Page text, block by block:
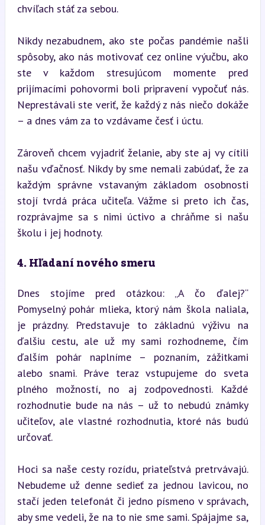
chvíľach stáť za sebou.
Nikdy nezabudnem, ako ste počas pandémie našli
spôsoby, ako nás motivovať cez online výučbu, ako
ste v každom stresujúcom momente pred
prijímacími pohovormi boli pripravení vypočuť nás.
Neprestávali ste veriť, že každý z nás niečo dokáže
– a dnes vám za to vzdávame česť i úctu.
Zároveň chcem vyjadriť želanie, aby ste aj vy cítili
našu vďačnosť. Nikdy by sme nemali zabúdať, že za
každým správne vstavaným základom osobnosti
stojí tvrdá práca učiteľa. Vážme si preto ich čas,
rozprávajme sa s nimi úctivo a chráňme si našu
školu i jej hodnoty.
4. Hľadaní nového smeru
Dnes stojíme pred otázkou: „A čo ďalej?“
Pomyselný pohár mlieka, ktorý nám škola naliala,
je prázdny. Predstavuje to základnú výživu na
ďalšiu cestu, ale už my sami rozhodneme, čím
ďalším pohár naplníme – poznaním, zážitkami
alebo snami. Práve teraz vstupujeme do sveta
plného možností, no aj zodpovednosti. Každé
rozhodnutie bude na nás – už to nebudú známky
učiteľov, ale vlastné rozhodnutia, ktoré nás budú
určovať.
Hoci sa naše cesty rozídu, priateľstvá pretrvávajú.
Nebudeme už denne sedieť za jednou lavicou, no
stačí jeden telefonát či jedno písmeno v správach,
aby sme vedeli, že na to nie sme sami. Spájajme sa,